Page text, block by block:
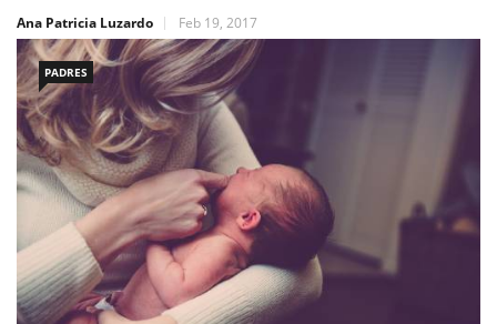
Ana Patricia Luzardo
Feb 19, 2017
PADRES